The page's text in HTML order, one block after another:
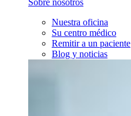
Sobre nosotros
Nuestra oficina
Su centro médico
Remitir a un paciente
Blog y noticias